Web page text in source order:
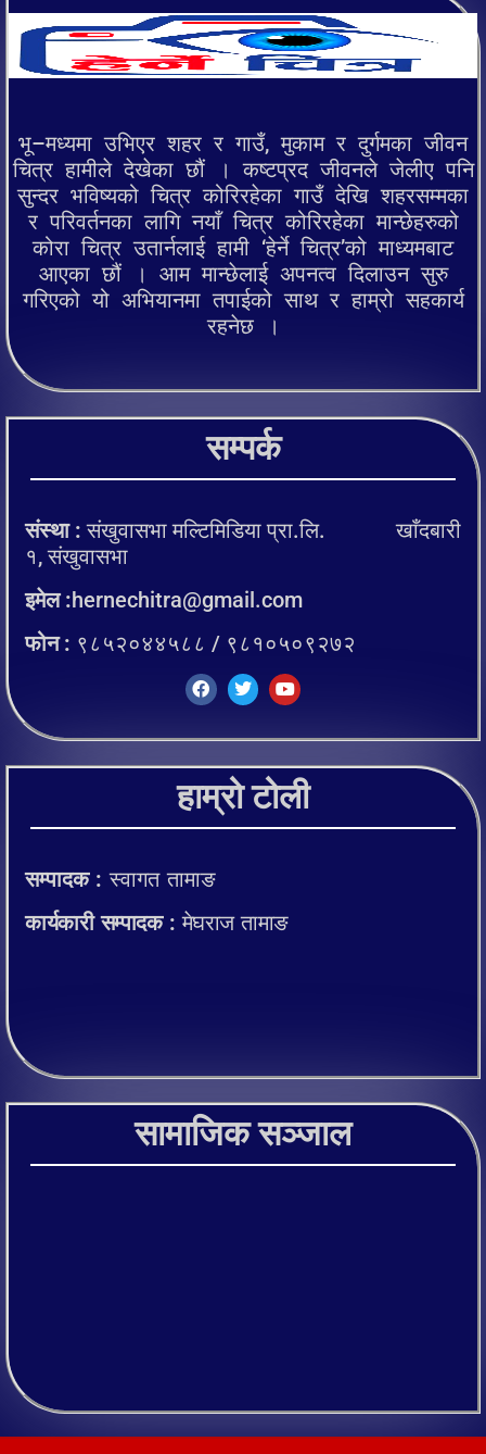
भू–मध्यमा उभिएर शहर र गाउँ, मुकाम र दुर्गमका जीवन
चित्र हामीले देखेका छौं । कष्टप्रद जीवनले जेलीए पनि
सुन्दर भविष्यको चित्र कोरिरहेका गाउँ देखि शहरसम्मका
र परिवर्तनका लागि नयाँ चित्र कोरिरहेका मान्छेहरुको
कोरा चित्र उतार्नलाई हामी ‘हेर्ने चित्र’को माध्यमबाट
आएका छौं । आम मान्छेलाई अपनत्व दिलाउन सुरु
गरिएको यो अभियानमा तपाईको साथ र हाम्रो सहकार्य
रहनेछ ।
सम्पर्क
संस्था : संखुवासभा मल्टिमिडिया प्रा.लि. खाँदबारी
१, संखुवासभा
इमेल :hernechitra@gmail.com
फोन : ९८५२०४४५८८ / ९८१०५०९२७२
हाम्रो टोली
सम्पादक :स्वागत तामाङ
कार्यकारी सम्पादक :मेघराज तामाङ
सामाजिक सञ्जाल